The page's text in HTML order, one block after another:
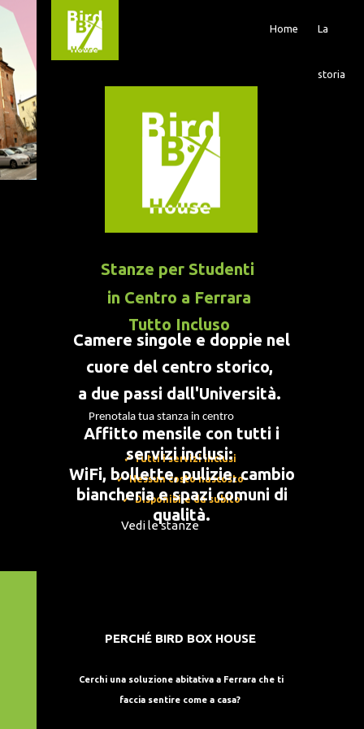
Home La
storia
Stanze per Studenti
in Centro a Ferrara
Tutto Incluso
Camere singole e doppie nel
cuore del centro storico,
a due passi dall'Università.
Affitto mensile con tutti i
servizi inclusi:
WiFi, bollette, pulizie, cambio
biancheria e spazi comuni di
qualità.
Prenotala tua stanza in centro
✓ Tutti i servizi inclusi
✓Nessun costo nascosto
✓Disponibile da subito
Vedi le stanze
PERCHÉ BIRD BOX HOUSE
Cerchi una soluzione abitativa a Ferrara che ti
faccia sentire come a casa?